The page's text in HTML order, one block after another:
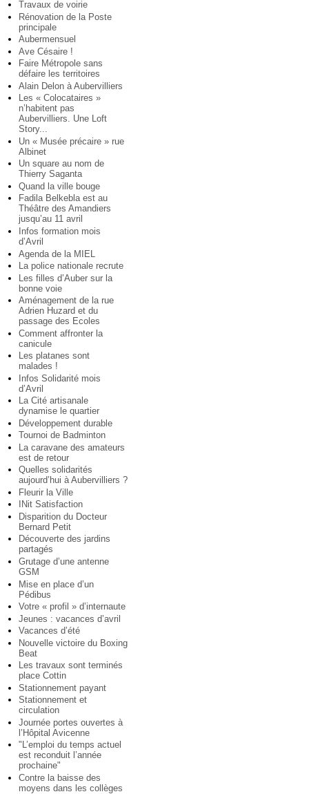
Travaux de voirie
Rénovation de la Poste
principale
Aubermensuel
Ave Césaire !
Faire Métropole sans
défaire les territoires
Alain Delon à Aubervilliers
Les « Colocataires »
n’habitent pas
Aubervilliers. Une Loft
Story...
Un « Musée précaire » rue
Albinet
Un square au nom de
Thierry Saganta
Quand la ville bouge
Fadila Belkebla est au
Théâtre des Amandiers
jusqu’au 11 avril
Infos formation mois
d’Avril
Agenda de la MIEL
La police nationale recrute
Les filles d’Auber sur la
bonne voie
Aménagement de la rue
Adrien Huzard et du
passage des Ecoles
Comment affronter la
canicule
Les platanes sont
malades !
Infos Solidarité mois
d’Avril
La Cité artisanale
dynamise le quartier
Développement durable
Tournoi de Badminton
La caravane des amateurs
est de retour
Quelles solidarités
aujourd’hui à Aubervilliers ?
Fleurir la Ville
INit Satisfaction
Disparition du Docteur
Bernard Petit
Découverte des jardins
partagés
Grutage d’une antenne
GSM
Mise en place d’un
Pédibus
Votre « profil » d’internaute
Jeunes : vacances d’avril
Vacances d’été
Nouvelle victoire du Boxing
Beat
Les travaux sont terminés
place Cottin
Stationnement payant
Stationnement et
circulation
Journée portes ouvertes à
l’Hôpital Avicenne
"L’emploi du temps actuel
est reconduit l’année
prochaine"
Contre la baisse des
moyens dans les collèges